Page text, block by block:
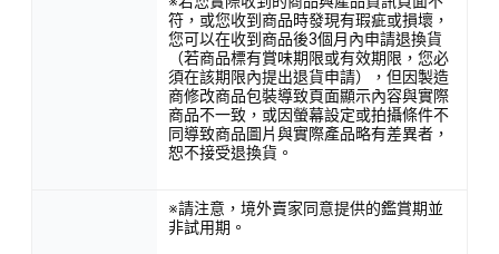
符，或您收到商品時發現有瑕疵或損壞，
您可以在收到商品後3個月內申請退換貨
（若商品標有賞味期限或有效期限，您必
須在該期限內提出退貨申請），但因製造
商修改商品包裝導致頁面顯示內容與實際
商品不一致，或因螢幕設定或拍攝條件不
同導致商品圖片與實際產品略有差異者，
恕不接受退換貨。
※請注意，境外賣家同意提供的鑑賞期並
非試用期。